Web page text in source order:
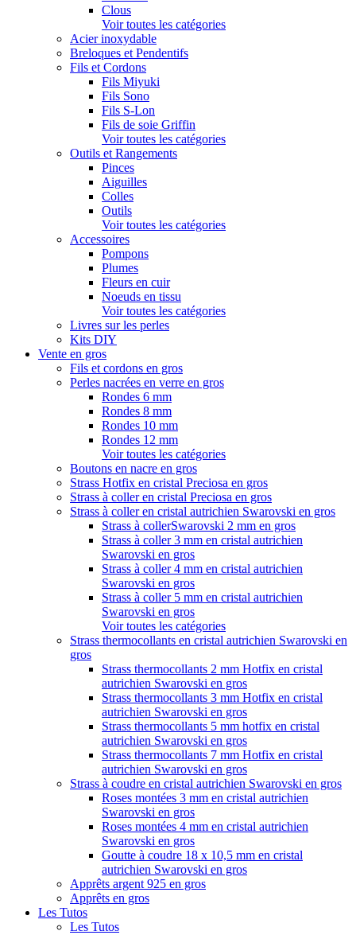
Clous
Voir toutes les catégories
Acier inoxydable
Breloques et Pendentifs
Fils et Cordons
Fils Miyuki
Fils Sono
Fils S-Lon
Fils de soie Griffin
Voir toutes les catégories
Outils et Rangements
Pinces
Aiguilles
Colles
Outils
Voir toutes les catégories
Accessoires
Pompons
Plumes
Fleurs en cuir
Noeuds en tissu
Voir toutes les catégories
Livres sur les perles
Kits DIY
Vente en gros
Fils et cordons en gros
Perles nacrées en verre en gros
Rondes 6 mm
Rondes 8 mm
Rondes 10 mm
Rondes 12 mm
Voir toutes les catégories
Boutons en nacre en gros
Strass Hotfix en cristal Preciosa en gros
Strass à coller en cristal Preciosa en gros
Strass à coller en cristal autrichien Swarovski en gros
Strass à collerSwarovski 2 mm en gros
Strass à coller 3 mm en cristal autrichien
Swarovski en gros
Strass à coller 4 mm en cristal autrichien
Swarovski en gros
Strass à coller 5 mm en cristal autrichien
Swarovski en gros
Voir toutes les catégories
Strass thermocollants en cristal autrichien Swarovski en
gros
Strass thermocollants 2 mm Hotfix en cristal
autrichien Swarovski en gros
Strass thermocollants 3 mm Hotfix en cristal
autrichien Swarovski en gros
Strass thermocollants 5 mm hotfix en cristal
autrichien Swarovski en gros
Strass thermocollants 7 mm Hotfix en cristal
autrichien Swarovski en gros
Strass à coudre en cristal autrichien Swarovski en gros
Roses montées 3 mm en cristal autrichien
Swarovski en gros
Roses montées 4 mm en cristal autrichien
Swarovski en gros
Goutte à coudre 18 x 10,5 mm en cristal
autrichien Swarovski en gros
Apprêts argent 925 en gros
Apprêts en gros
Les Tutos
Les Tutos